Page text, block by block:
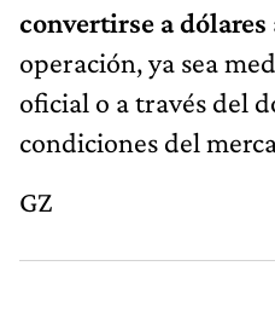
convertirse a dólares
operación, ya sea
oficial o a través del
condiciones del
GZ